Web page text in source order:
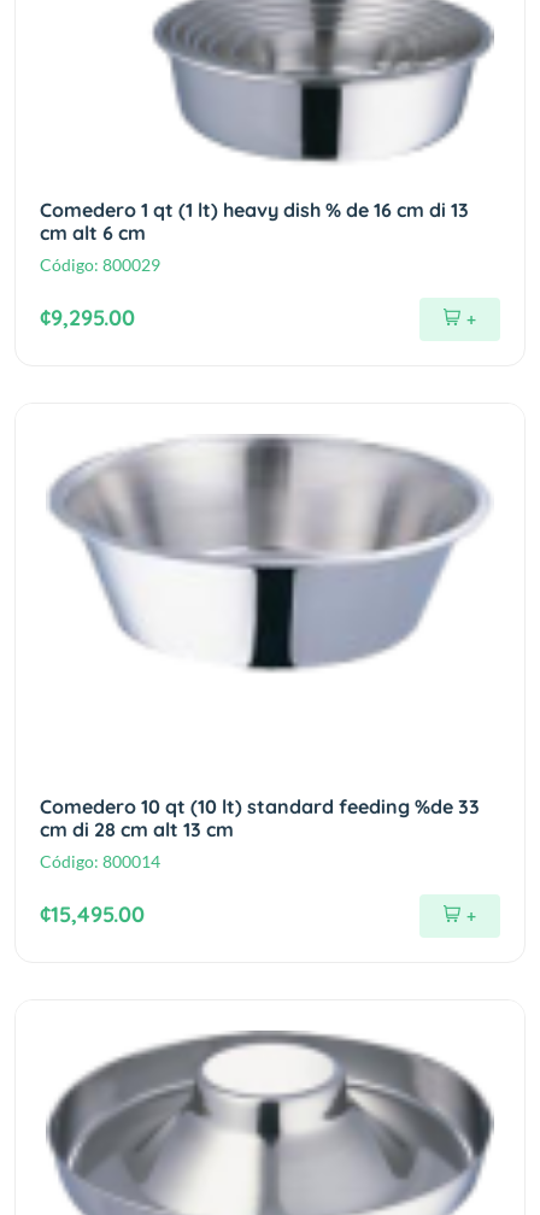
Comedero 1 qt (1 lt) heavy dish % de 16 cm di 13
cm alt 6 cm
Código: 800029
¢9,295.00 +
Comedero 10 qt (10 lt) standard feeding %de 33
cm di 28 cm alt 13 cm
Código: 800014
¢15,495.00 +